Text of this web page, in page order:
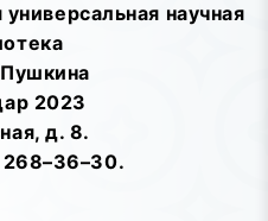
научная
2023
д. 8.